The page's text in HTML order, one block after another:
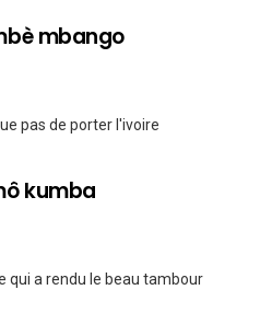
mbango
pas de porter l'ivoire
kumba
qui a rendu le beau tambour